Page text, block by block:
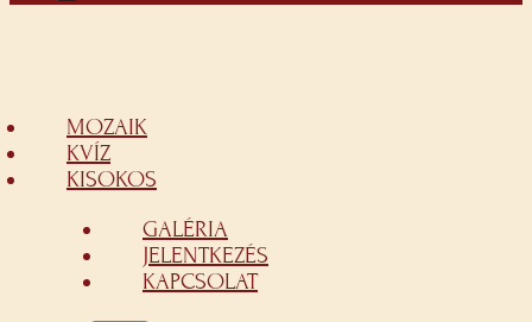
MOZAIK
KVÍZ
KISOKOS
GALÉRIA
JELENTKEZÉS
KAPCSOLAT